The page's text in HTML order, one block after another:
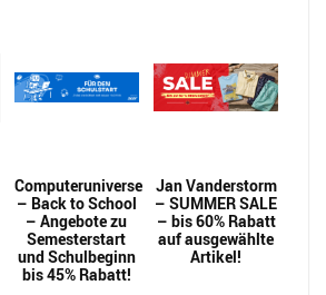
Computeruniverse
– Back to School
– Angebote zu
Semesterstart
und Schulbeginn
bis 45% Rabatt!
Jan Vanderstorm
– SUMMER SALE
– bis 60% Rabatt
auf ausgewählte
Artikel!